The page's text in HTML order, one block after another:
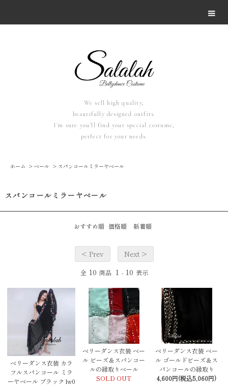
We sell high quality,
beautifully designed outfits.
I'm sure you'll find your special costume,
perfect for your needs.
ホーム > ベール > スパンコールミラーヤベール
スパンコールミラーヤベール
おすすめ順 価格順 新着順
< Prev Next >
全 10 商品 1 - 10 表示
ベリーダンス衣装 カラ
フルスパンコール ミラ
ーヤベール ブラック lw0
ベリーダンス衣装 ベー
ル ビーズ＆スパンコー
ルの縁取りベール
SOLD OUT
ベリーダンス衣装 ベー
ル ゴールドビーズ＆ス
パンコールの縁取り
4,600円(税込5,060円)